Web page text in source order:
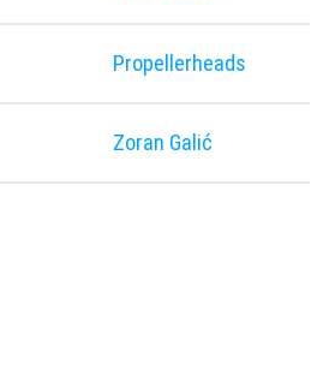
Propellerheads
Zoran Galić